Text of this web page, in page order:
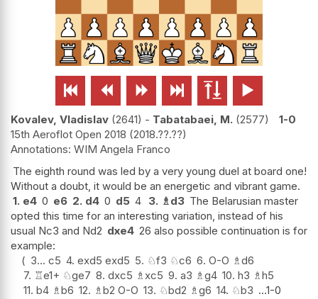
     
Kovalev, Vladislav 2641 - Tabatabaei, M. 2577
1-0
15th Aeroflot Open 2018 2018.??.??
WIM Angela Franco
The eighth round was led by a very young duel at board one!
Without a doubt, it would be an energetic and vibrant game.
1. e4 0 e6 2. d4 0 d5 4 3. ♗ d3 The Belarusian master
opted this time for an interesting variation, instead of his
usual Nc3 and Nd2 dxe4 26 also possible continuation is for
example:
3... c5 4. exd5 exd5 5. ♘f3 ♘c6 6. O-O ♗d6
7. ♖e1+ ♘ge7 8. dxc5 ♗ xc5 9. a3 ♗g4 10. h3 ♗h5
11. b4 ♗b6 12. ♗b2 O-O 13. ♘bd2 ♗g6 14. ♘b3 ...1-0